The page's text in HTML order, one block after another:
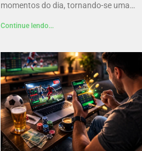
momentos do dia, tornando-se uma…
Continue lendo...